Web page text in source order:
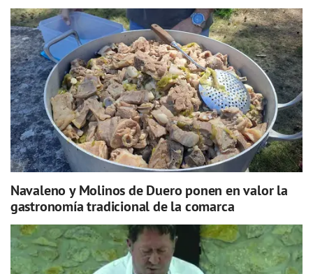
Navaleno y Molinos de Duero ponen en valor la
gastronomía tradicional de la comarca